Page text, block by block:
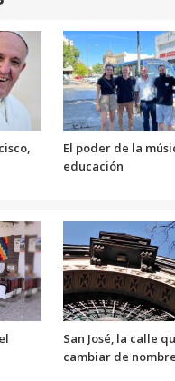
El poder de la
educación
San José, la calle
cambiar de nombre